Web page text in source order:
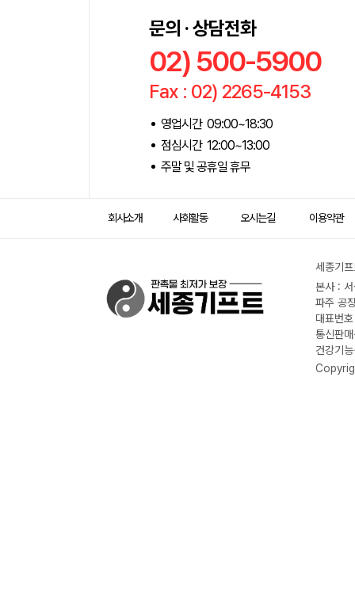
문의 · 상담전화
02) 500-5900
Fax : 02) 2265-4153
영업시간 09:00~18:30
점심시간 12:00~13:00
주말 및 공휴일 휴무
회사소개 사회활동 오시는길 이용약관
세종기
본사 :
파주 공
대표번
통신판
건강기